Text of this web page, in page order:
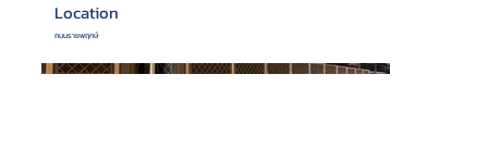
Location
ถนนราชพฤกษ์